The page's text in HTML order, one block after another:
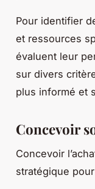
Pour identifier
et ressources
évaluent leur
sur divers
plus informé et
Concevoir
Concevoir
stratégique